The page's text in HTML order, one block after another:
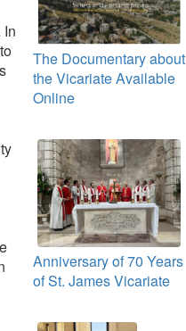
The Documentary about
the Vicariate Available
Online
Anniversary of 70 Years
of St. James Vicariate